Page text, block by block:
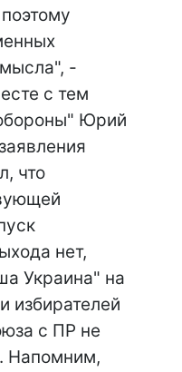
-
с тем
Юрий
что
нет,
Украина" на
избирателей
с ПР не
Напомним,